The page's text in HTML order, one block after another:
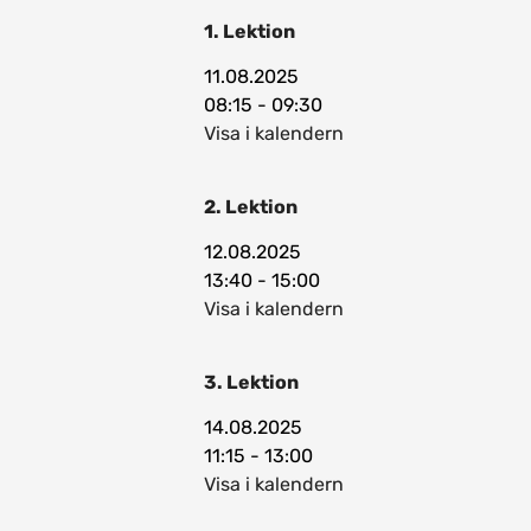
1. Lektion
11.08.2025
08:15 - 09:30
Visa i kalendern
2. Lektion
12.08.2025
13:40 - 15:00
Visa i kalendern
3. Lektion
14.08.2025
11:15 - 13:00
Visa i kalendern